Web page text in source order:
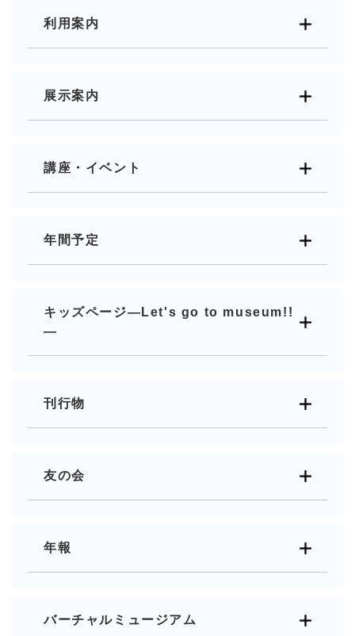
利用案内
展示案内
講座・イベント
年間予定
キッズページ―Let's go to museum!!
―
刊行物
友の会
年報
バーチャルミュージアム